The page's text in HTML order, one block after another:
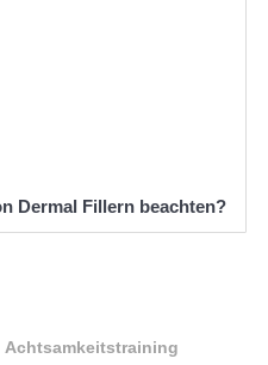
Dermal Fillern beachten?
Achtsamkeitstraining